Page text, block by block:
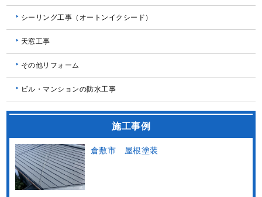
シーリング工事（オートンイクシード）
天窓工事
その他リフォーム
ビル・マンションの防水工事
施工事例
倉敷市 屋根塗装